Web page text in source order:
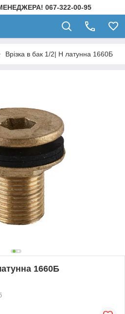
067-322-00-95
Врізка в бак 1/2| Н латунна 1660Б
1660Б